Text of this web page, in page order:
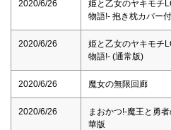
2020/6/26
姫と乙女のヤキモチ
物語!- 抱き枕カバー
2020/6/26
姫と乙女のヤキモチ
物語!- (通常版)
2020/6/26 魔女の無限回廊
2020/6/26
まおかつ!-魔王と勇
華版